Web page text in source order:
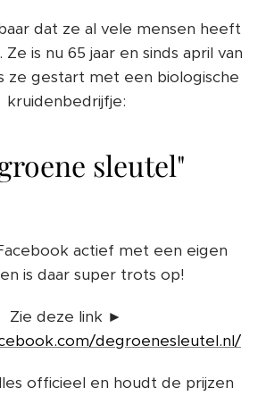
dat ze al vele mensen heeft
is nu 65 jaar en sinds april van
ze gestart met een biologische
kruidenbedrijfje:
sleutel"
actief met een eigen
is daar super trots op!
Zie deze link ►
degroenesleutel.nl/
officieel en houdt de prijzen